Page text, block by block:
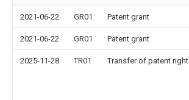
2021-06-22 GR01 Patent grant
2021-06-22 GR01 Patent grant
2025-11-28 TR01 Transfer of patent right